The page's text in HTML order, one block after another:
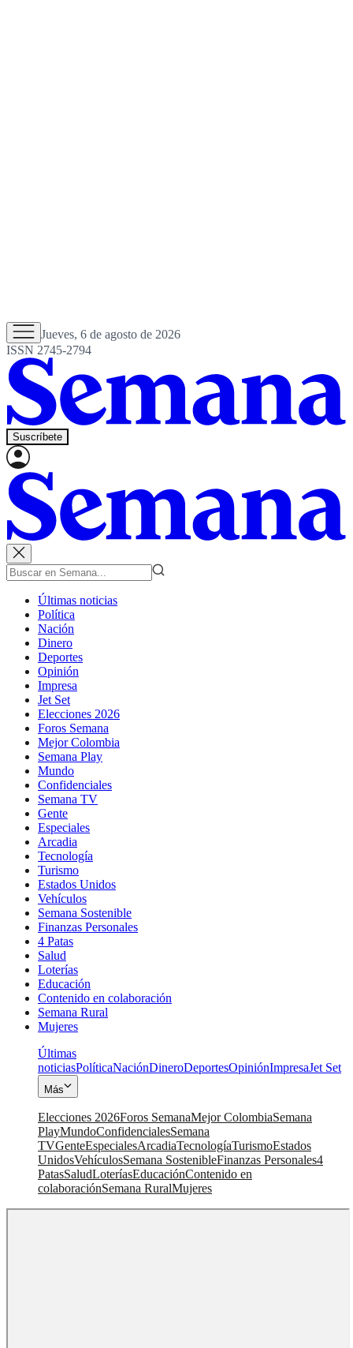
Jueves, 6 de agosto de 2026
ISSN 2745-2794
Suscríbete
Últimas noticias
Política
Nación
Dinero
Deportes
Opinión
Impresa
Jet Set
Elecciones 2026
Foros Semana
Mejor Colombia
Semana Play
Mundo
Confidenciales
Semana TV
Gente
Especiales
Arcadia
Tecnología
Turismo
Estados Unidos
Vehículos
Semana Sostenible
Finanzas Personales
4 Patas
Salud
Loterías
Educación
Contenido en colaboración
Semana Rural
Mujeres
Últimas
noticiasPolíticaNaciónDineroDeportesOpiniónImpresaJet Set
Más
Elecciones 2026Foros SemanaMejor ColombiaSemana
PlayMundoConfidencialesSemana
TVGenteEspecialesArcadiaTecnologíaTurismoEstados
UnidosVehículosSemana SostenibleFinanzas Personales4
PatasSaludLoteríasEducaciónContenido en
colaboraciónSemana RuralMujeres